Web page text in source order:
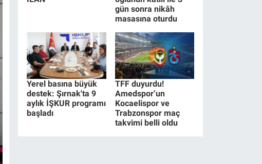
gün sonra nikâh
masasına oturdu
Yerel basına büyük
destek: Şırnak'ta 9
aylık İŞKUR programı
başladı
TFF duyurdu!
Amedspor’un
Kocaelispor ve
Trabzonspor maç
takvimi belli oldu